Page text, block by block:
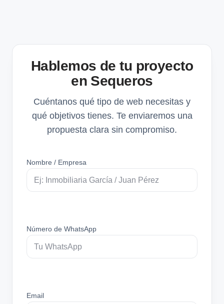
Hablemos de tu proyecto
en Sequeros
Cuéntanos qué tipo de web necesitas y
qué objetivos tienes. Te enviaremos una
propuesta clara sin compromiso.
Nombre / Empresa
Número de WhatsApp
Email